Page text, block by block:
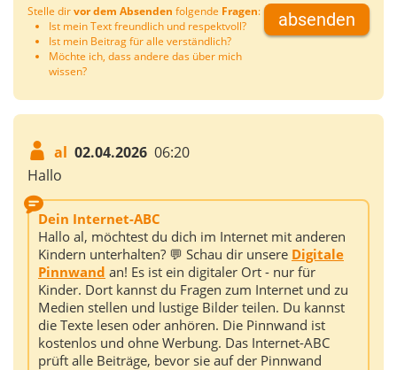
Stelle dirvor dem Absenden folgende Fragen:
Ist mein Text freundlich und respektvoll?
Ist mein Beitrag für alle verständlich?
Möchte ich, dass andere das über mich
wissen?
absenden
al 02.04.2026 06:20
Hallo
Dein Internet-ABC
Hallo al, möchtest du dich im Internet mit anderen
Kindern unterhalten? 💬 Schau dir unsere Digitale
Pinnwand an! Es ist ein digitaler Ort - nur für
Kinder. Dort kannst du Fragen zum Internet und zu
Medien stellen und lustige Bilder teilen. Du kannst
die Texte lesen oder anhören. Die Pinnwand ist
kostenlos und ohne Werbung. Das Internet-ABC
prüft alle Beiträge, bevor sie auf der Pinnwand